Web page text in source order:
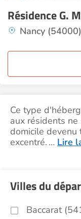
Résidence G.
Nancy (54000)
Ce type
aux résidents
domicile
excentré. … Lire
Villes du
Baccarat